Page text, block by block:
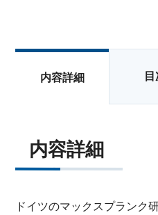
内容詳細
内容詳細
ドイツのマックスプランク